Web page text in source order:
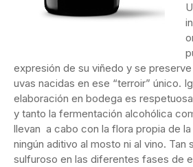
expresión de su viñedo y se
uvas nacidas en ese “terroir” único.
elaboración en bodega es
y tanto la fermentación alcohólica
llevan a cabo con la flora propia de la
ningún aditivo al mosto ni al vino. Tan
sulfuroso en las diferentes fases de